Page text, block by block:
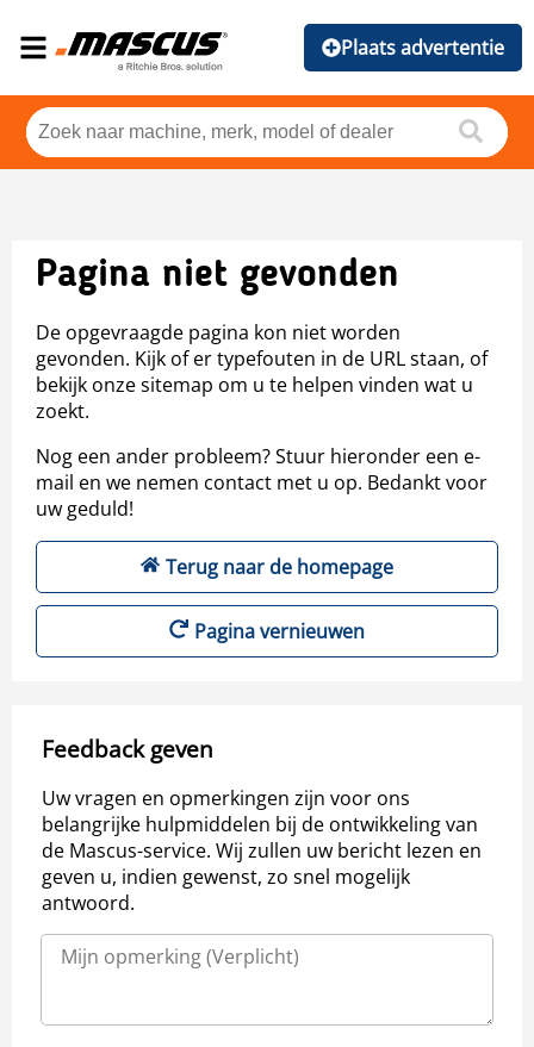
Plaats advertentie
Pagina niet gevonden
De opgevraagde pagina kon niet worden
gevonden. Kijk of er typefouten in de URL staan, of
bekijk onze sitemap om u te helpen vinden wat u
zoekt.
Nog een ander probleem? Stuur hieronder een e-
mail en we nemen contact met u op. Bedankt voor
uw geduld!
Terug naar de homepage
Pagina vernieuwen
Feedback geven
Uw vragen en opmerkingen zijn voor ons
belangrijke hulpmiddelen bij de ontwikkeling van
de Mascus-service. Wij zullen uw bericht lezen en
geven u, indien gewenst, zo snel mogelijk
antwoord.